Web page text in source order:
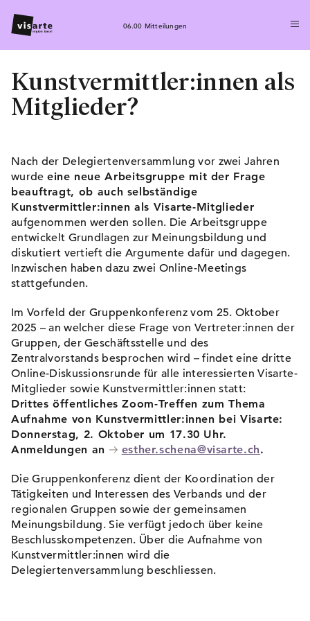
06.00 Mitteilungen
Kunstvermittler:innen als
Mitglieder?
Nach der Delegiertenversammlung vor zwei Jahren
wurde eine neue Arbeitsgruppe mit der Frage
beauftragt, ob auch selbständige
Kunstvermittler:innen als Visarte-Mitglieder
aufgenommen werden sollen. Die Arbeitsgruppe
entwickelt Grundlagen zur Meinungsbildung und
diskutiert vertieft die Argumente dafür und dagegen.
Inzwischen haben dazu zwei Online-Meetings
stattgefunden.
Im Vorfeld der Gruppenkonferenz vom 25. Oktober
2025 – an welcher diese Frage von Vertreter:innen der
Gruppen, der Geschäftsstelle und des
Zentralvorstands besprochen wird – findet eine dritte
Online-Diskussionsrunde für alle interessierten Visarte-
Mitglieder sowie Kunstvermittler:innen statt:
Drittes öffentliches Zoom-Treffen zum Thema
Aufnahme von Kunstvermittler:innen bei Visarte:
Donnerstag, 2. Oktober um 17.30 Uhr.
Anmeldungen an
esther.schena@visarte.ch.
Die Gruppenkonferenz dient der Koordination der
Tätigkeiten und Interessen des Verbands und der
regionalen Gruppen sowie der gemeinsamen
Meinungsbildung. Sie verfügt jedoch über keine
Beschlusskompetenzen. Über die Aufnahme von
Kunstvermittler:innen wird die
Delegiertenversammlung beschliessen.